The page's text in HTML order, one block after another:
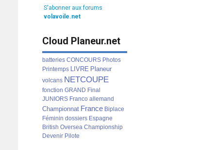
S'abonner aux forums
volavoile.net
Cloud Planeur.net
batteries CONCOURS Photos
Printemps LIVRE Planeur
volcans NETCOUPE
fonction GRAND Final
JUNIORS Franco allemand
Championnat France Biplace
Féminin dossiers Espagne
British Oversea Championship
Devenir Pilote